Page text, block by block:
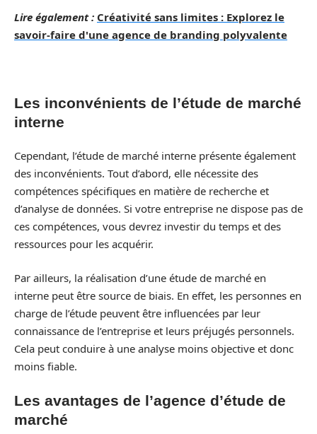
Lire également : Créativité sans limites : Explorez le
savoir-faire d'une agence de branding polyvalente
Les inconvénients de l’étude de marché
interne
Cependant, l’étude de marché interne présente également
des inconvénients. Tout d’abord, elle nécessite des
compétences spécifiques en matière de recherche et
d’analyse de données. Si votre entreprise ne dispose pas de
ces compétences, vous devrez investir du temps et des
ressources pour les acquérir.
Par ailleurs, la réalisation d’une étude de marché en
interne peut être source de biais. En effet, les personnes en
charge de l’étude peuvent être influencées par leur
connaissance de l’entreprise et leurs préjugés personnels.
Cela peut conduire à une analyse moins objective et donc
moins fiable.
Les avantages de l’agence d’étude de
marché